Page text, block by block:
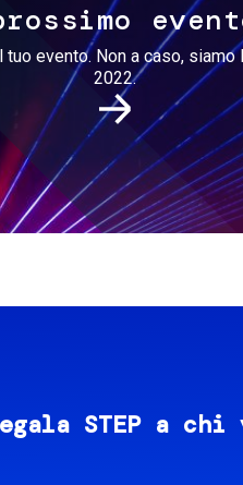
evento. Non a caso, siamo
2022.
STEP a chi